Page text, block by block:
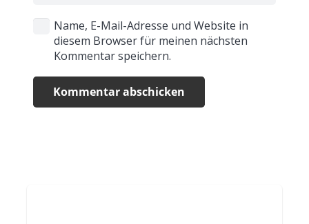
Name, E-Mail-Adresse und Website in
diesem Browser für meinen nächsten
Kommentar speichern.
Kommentar abschicken